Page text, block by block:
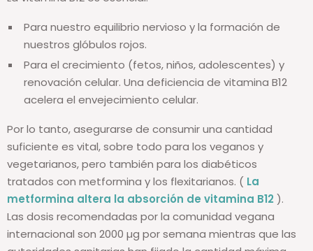
Para nuestro equilibrio nervioso y la formación de
nuestros glóbulos rojos.
Para el crecimiento (fetos, niños, adolescentes) y
renovación celular. Una deficiencia de vitamina B12
acelera el envejecimiento celular.
Por lo tanto, asegurarse de consumir una cantidad
suficiente es vital, sobre todo para los veganos y
vegetarianos, pero también para los diabéticos
tratados con metformina y los flexitarianos. (La
metformina altera la absorción de vitamina B12
Las dosis recomendadas por la comunidad vegana
internacional son
2000 µg por semana mientras que las